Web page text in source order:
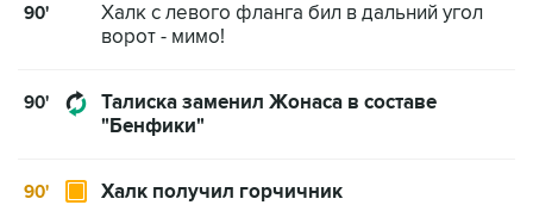
90'
Халк с левого фланга бил в дальний угол
ворот - мимо!
90'
Талиска заменил Жонаса в составе
"Бенфики"
90' Халк получил горчичник